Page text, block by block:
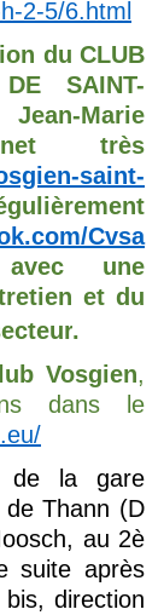
2-5/6.html
du CLUB
SAINT-
Marie
très
saint-
Cvsa
une
et du
.
Vosgien,
dans le
la gare
Thann (D
au 2è
suite après
direction